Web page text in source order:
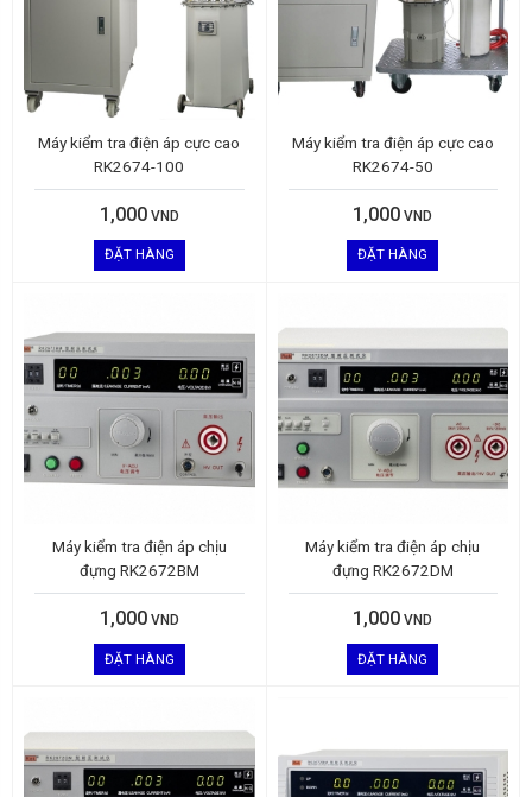
Máy kiểm tra điện áp cực cao
RK2674-100
1,000 VND
ĐẶT HÀNG
Máy kiểm tra điện áp cực cao
RK2674-50
1,000 VND
ĐẶT HÀNG
Máy kiểm tra điện áp chịu
đựng RK2672BM
1,000 VND
ĐẶT HÀNG
Máy kiểm tra điện áp chịu
đựng RK2672DM
1,000 VND
ĐẶT HÀNG